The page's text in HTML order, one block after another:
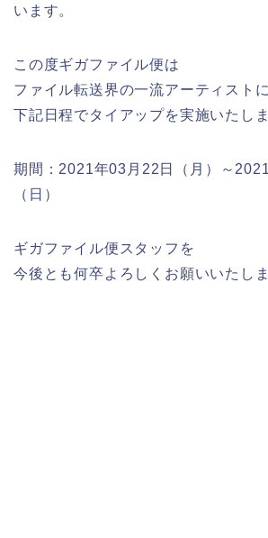
います。
この度ギガファイル便は
ファイル転送界の一流アーティスト
下記日程でタイアップを実施いたしま
期間：2021年03月22日（月）～
（日）
ギガファイル便スタッフを
今後とも何卒よろしくお願いいたしま